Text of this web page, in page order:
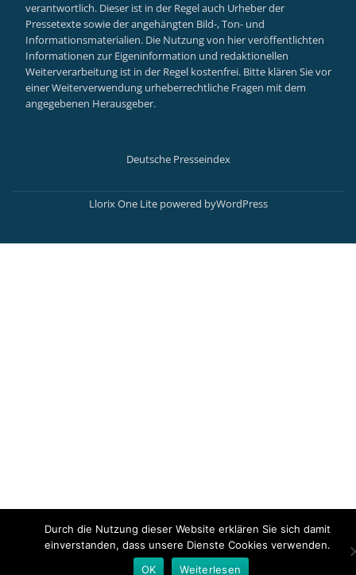
verantwortlich. Dieser ist in der Regel auch Urheber der
Pressetexte sowie der angehängten Bild-, Ton- und
Informationsmaterialien. Die Nutzung von hier veröffentlichten
Informationen zur Eigeninformation und redaktionellen
Weiterverarbeitung ist in der Regel kostenfrei. Bitte klären Sie vor
einer Weiterverwendung urheberrechtliche Fragen mit dem
angegebenen Herausgeber.
Deutsche Presseindex
Secondary
Llorix One Lite powered byWordPress
Durch die Nutzung dieser Website erklären Sie sich damit
einverstanden, dass unsere Dienste Cookies verwenden.
OK
Weiterlesen